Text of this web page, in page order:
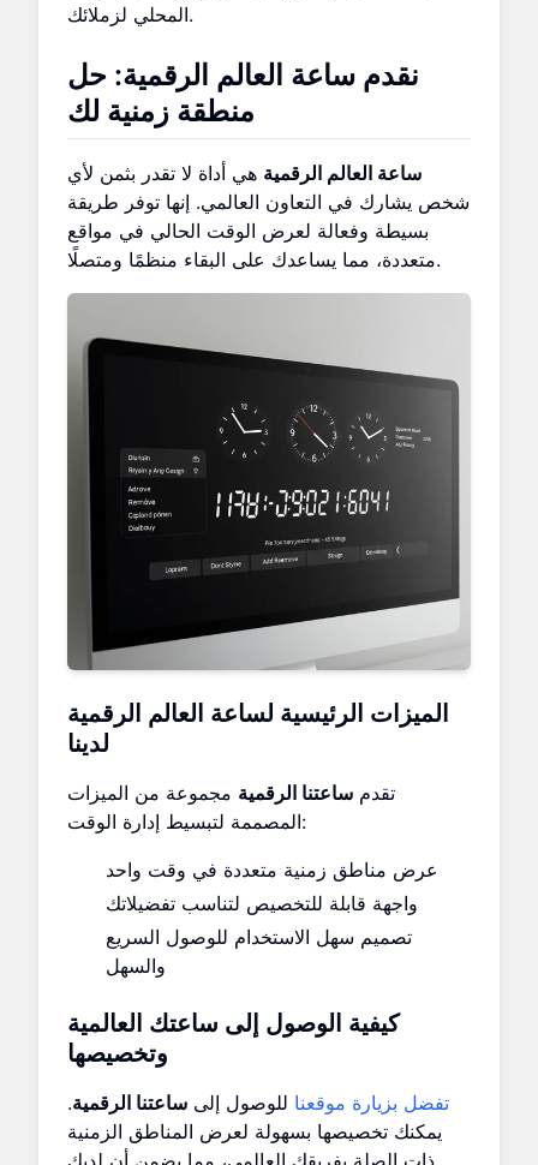
المحلي لزملائك.
نقدم ساعة العالم الرقمية: حل
منطقة زمنية لك
ساعة العالم الرقمية هي أداة لا تقدر بثمن لأي
شخص يشارك في التعاون العالمي. إنها توفر طريقة
بسيطة وفعالة لعرض الوقت الحالي في مواقع
متعددة، مما يساعدك على البقاء منظمًا ومتصلًا.
الميزات الرئيسية لساعة العالم الرقمية
لدينا
تقدم ساعتنا الرقمية مجموعة من الميزات
المصممة لتبسيط إدارة الوقت:
عرض مناطق زمنية متعددة في وقت واحد
واجهة قابلة للتخصيص لتناسب تفضيلاتك
تصميم سهل الاستخدام للوصول السريع
والسهل
كيفية الوصول إلى ساعتك العالمية
وتخصيصها
تفضل بزيارة موقعنا للوصول إلى ساعتنا الرقمية.
يمكنك تخصيصها بسهولة لعرض المناطق الزمنية